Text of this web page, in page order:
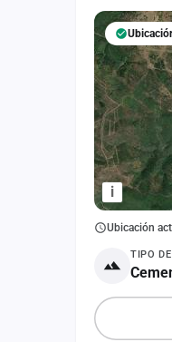
i
Ubicación
TIPO
Iniciar sesión